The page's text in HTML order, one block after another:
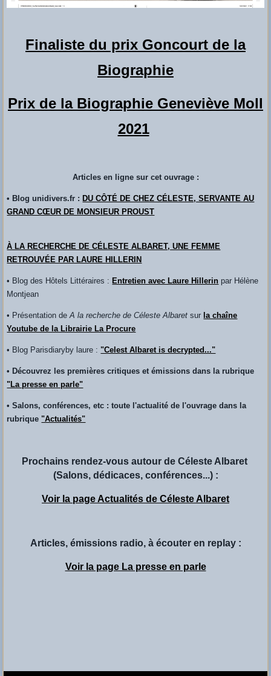
Finaliste du prix Goncourt de la
Biographie
Prix de la Biographie Geneviève Moll
2021
Articles en ligne sur cet ouvrage :
• Blog unidivers.fr : DU CÔTÉ DE CHEZ CÉLESTE, SERVANTE AU
GRAND CŒUR DE MONSIEUR PROUST
À LA RECHERCHE DE CÉLESTE ALBARET, UNE FEMME
RETROUVÉE PAR LAURE HILLERIN
• Blog des Hôtels Littéraires : Entretien avec Laure Hillerin par Hélène
Montjean
• Présentation deA la recherche de Céleste Albaret sur la chaîne
Youtube de la Librairie La Procure
• Blog Parisdiaryby laure : "Celest Albaret is decrypted..."
• Découvrez les premières critiques et émissions dans la rubrique
"La presse en parle"
• Salons, conférences, etc : toute l'actualité de l'ouvrage dans la
rubrique"Actualités"
Prochains rendez-vous autour de Céleste Albaret
(Salons, dédicaces, conférences...) :
Voir la page Actualités de Céleste Albaret
Articles, émissions radio, à écouter en replay :
Voir la page La presse en parle